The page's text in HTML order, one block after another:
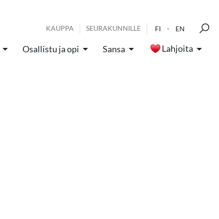
KAUPPA SEURAKUNNILLE FI EN
Osallistu ja opi Sansa Lahjoita